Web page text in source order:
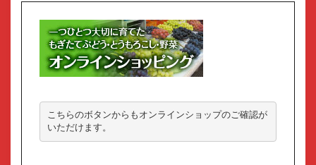
こちらのボタンからもオンラインショップのご確認が
いただけます。